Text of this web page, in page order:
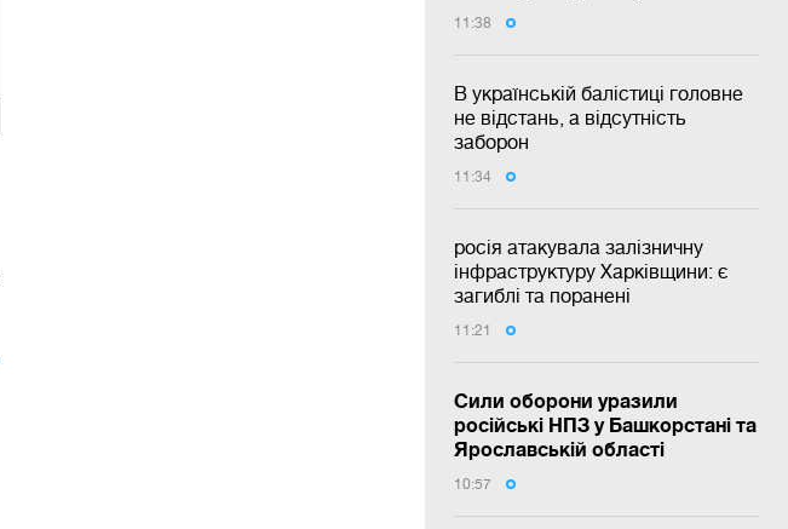
11:38
В українській балістиці головне
не відстань, а відсутність
заборон
11:34
росія атакувала залізничну
інфраструктуру Харківщини: є
загиблі та поранені
11:21
Сили оборони уразили
російські НПЗ у Башкорстані та
Ярославській області
10:57